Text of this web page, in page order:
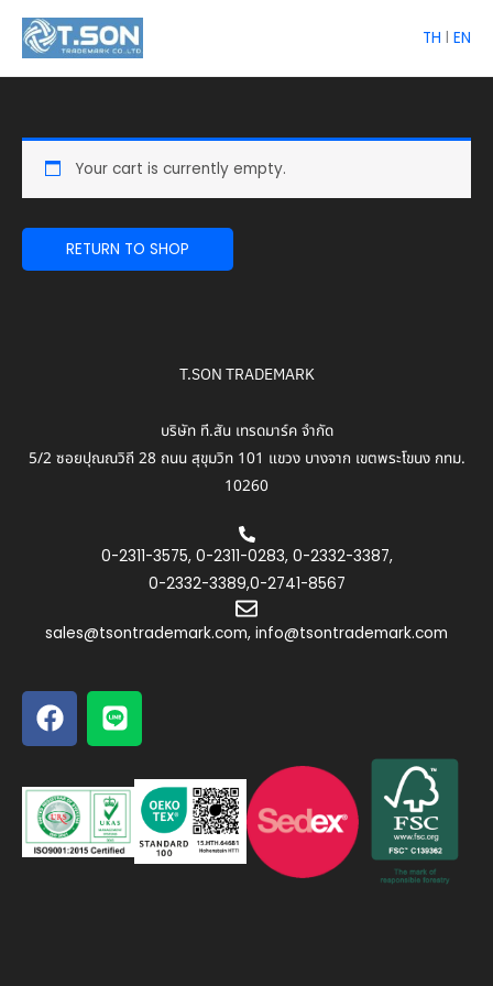
Skip
TH l EN
Your cart is currently empty.
RETURN TO SHOP
T.SON TRADEMARK
บริษัท ที.สัน เทรดมาร์ค จำกัด
5/2 ซอยปุณณวิถี 28 ถนน สุขุมวิท 101 แขวง บางจาก เขตพระโขนง กทม.
10260
0-2311-3575, 0-2311-0283, 0-2332-3387,
0-2332-3389,0-2741-8567
sales@tsontrademark.com, info@tsontrademark.com
F
a
c
e
b
o
o
L
i
n
e